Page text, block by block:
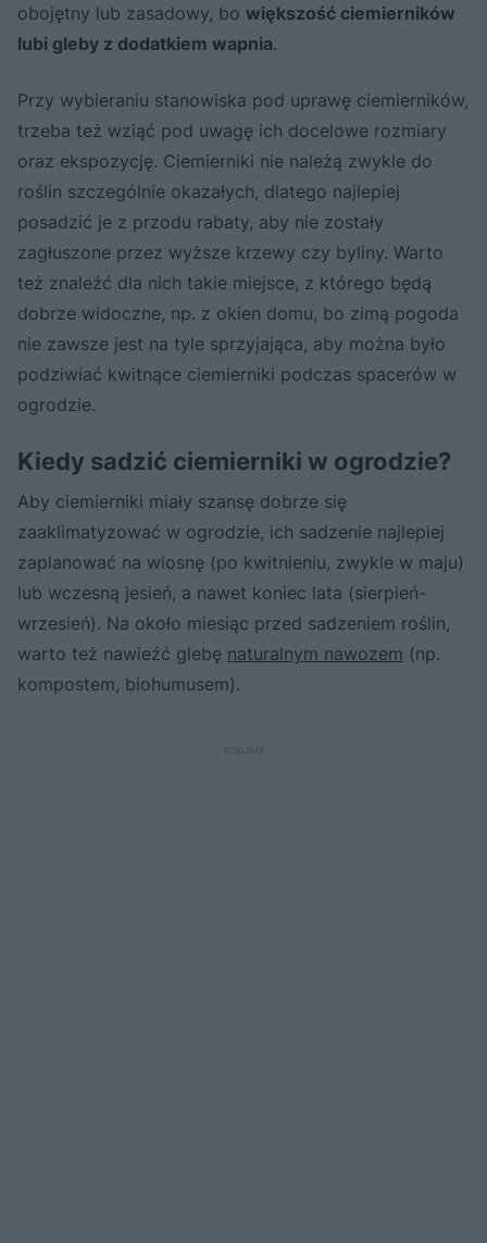
obojętny lub zasadowy, bo większość ciemierników
lubi gleby z dodatkiem wapnia.
Przy wybieraniu stanowiska pod uprawę ciemierników,
trzeba też wziąć pod uwagę ich docelowe rozmiary
oraz ekspozycję. Ciemierniki nie należą zwykle do
roślin szczególnie okazałych, dlatego najlepiej
posadzić je z przodu rabaty, aby nie zostały
zagłuszone przez wyższe krzewy czy byliny. Warto
też znaleźć dla nich takie miejsce, z którego będą
dobrze widoczne, np. z okien domu, bo zimą pogoda
nie zawsze jest na tyle sprzyjająca, aby można było
podziwiać kwitnące ciemierniki podczas spacerów w
ogrodzie.
Kiedy sadzić ciemierniki w ogrodzie?
Aby ciemierniki miały szansę dobrze się
zaaklimatyzować w ogrodzie, ich sadzenie najlepiej
zaplanować na wiosnę (po kwitnieniu, zwykle w maju)
lub wczesną jesień, a nawet koniec lata (sierpień-
wrzesień). Na około miesiąc przed sadzeniem roślin,
warto też nawieźć glebę naturalnym nawozem (np.
kompostem, biohumusem).